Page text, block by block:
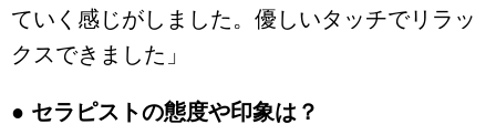
ていく感じがしました。優しいタッチでリラッ
クスできました」
● セラピストの態度や印象は？